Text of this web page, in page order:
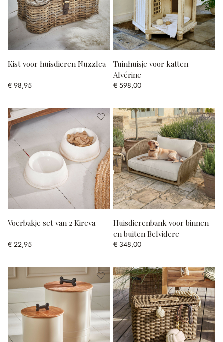
Kist voor huisdieren Nuzzlea
€ 98,95
Tuinhuisje voor katten
Alvérine
€ 598,00
Voerbakje set van 2 Kireva
€ 22,95
Huisdierenbank voor binnen
en buiten Belvidere
€ 348,00